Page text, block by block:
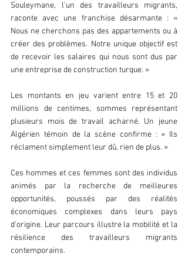
Souleymane, l'un des travailleurs migrants,
raconte avec une franchise désarmante : «
Nous ne cherchons pas des appartements ou à
créer des problèmes. Notre unique objectif est
de recevoir les salaires qui nous sont dus par
une entreprise de construction turque. »
Les montants en jeu varient entre 15 et 20
millions de centimes, sommes représentant
plusieurs mois de travail acharné. Un jeune
Algérien témoin de la scène confirme : « Ils
réclament simplement leur dû, rien de plus. »
Ces hommes et ces femmes sont des individus
animés par la recherche de meilleures
opportunités, poussés par des réalités
économiques complexes dans leurs pays
d'origine. Leur parcours illustre la mobilité et la
résilience des travailleurs migrants
contemporains.